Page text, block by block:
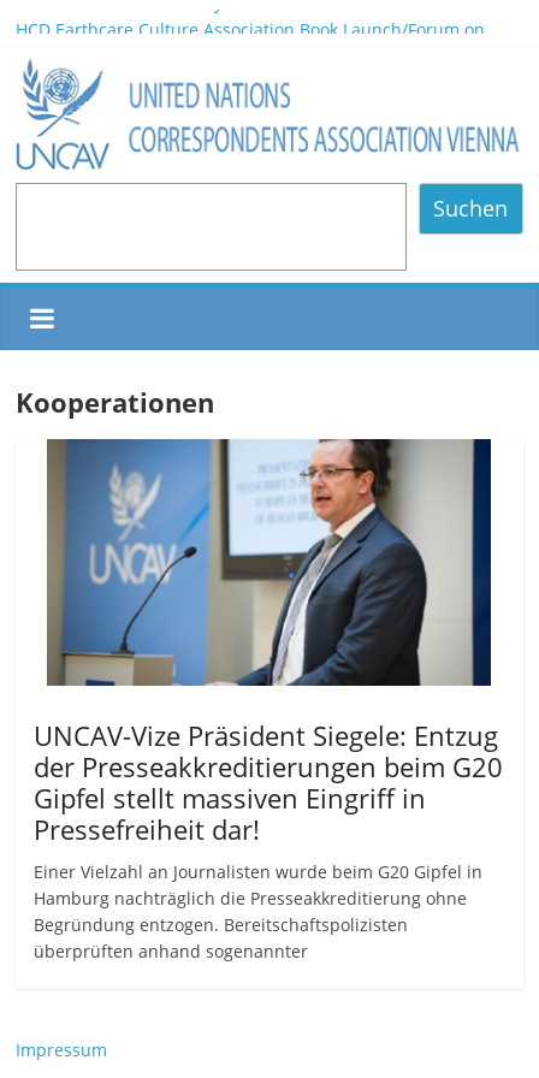
World Press Freedom Day 2026
HCD Earthcare Culture Association Book Launch/Forum on
Environmental Protection/Art Exhibition Held in UNOV
Africa Day 2026 A Continent of Strength, Diversity, and Future
Opportunities
NOMINATED PARTICIPANTS – Vienna, 20.06.2026
80 Years of Diplomatic Relations between Austria and the
Suchen
Kooperationen
UNCAV-Vize Präsident Siegele: Entzug
der Presseakkreditierungen beim G20
Gipfel stellt massiven Eingriff in
Pressefreiheit dar!
Einer Vielzahl an Journalisten wurde beim G20 Gipfel in
Hamburg nachträglich die Presseakkreditierung ohne
Begründung entzogen. Bereitschaftspolizisten
überprüften anhand sogenannter
Impressum